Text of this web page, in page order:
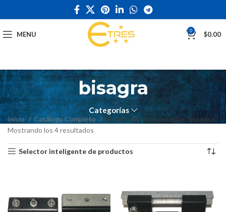
MENU 0 $0.00
bisagra
Categorías
Inicio Catálogo Completo
Productos etiquetados “bisagra”
Mostrando los 4 resultados
Selector inteligente de productos